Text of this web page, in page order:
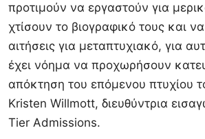
προτιμούν να εργαστούν για
χτίσουν το βιογραφικό τους και
αιτήσεις για μεταπτυχιακό, για
έχει νόημα να προχωρήσουν
απόκτηση του επόμενου πτυχίου
Kristen Willmott, διευθύντρια
Tier Admissions.